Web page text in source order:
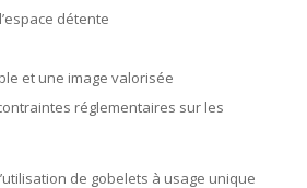
détente
et une image valorisée
réglementaires sur les
de gobelets à usage unique